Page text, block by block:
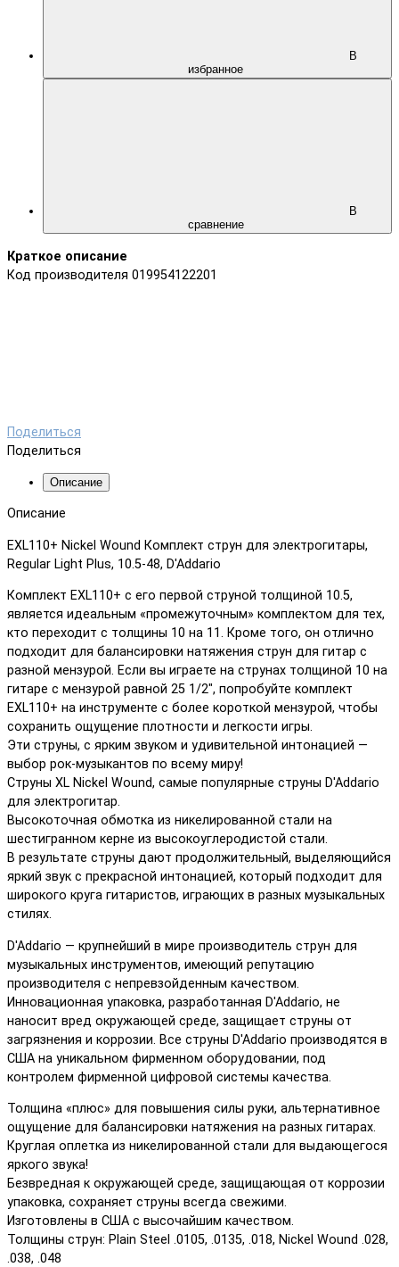
В
избранное
В
сравнение
Краткое описание
Код производителя 019954122201
Поделиться
Поделиться
Описание
Описание
EXL110+ Nickel Wound Комплект струн для электрогитары,
Regular Light Plus, 10.5-48, D'Addario
Комплект EXL110+ с его первой струной толщиной 10.5,
является идеальным «промежуточным» комплектом для тех,
кто переходит с толщины 10 на 11. Кроме того, он отлично
подходит для балансировки натяжения струн для гитар с
разной мензурой. Если вы играете на струнах толщиной 10 на
гитаре с мензурой равной 25 1/2″, попробуйте комплект
EXL110+ на инструменте с более короткой мензурой, чтобы
сохранить ощущение плотности и легкости игры.
Эти струны, с ярким звуком и удивительной интонацией —
выбор рок-музыкантов по всему миру!
Струны XL Nickel Wound, самые популярные струны D'Addario
для электрогитар.
Высокоточная обмотка из никелированной стали на
шестигранном керне из высокоуглеродистой стали.
В результате струны дают продолжительный, выделяющийся
яркий звук с прекрасной интонацией, который подходит для
широкого круга гитаристов, играющих в разных музыкальных
стилях.
D'Addario — крупнейший в мире производитель струн для
музыкальных инструментов, имеющий репутацию
производителя с непревзойденным качеством.
Инновационная упаковка, разработанная D'Addario, не
наносит вред окружающей среде, защищает струны от
загрязнения и коррозии. Все струны D'Addario производятся в
США на уникальном фирменном оборудовании, под
контролем фирменной цифровой системы качества.
Толщина «плюс» для повышения силы руки, альтернативное
ощущение для балансировки натяжения на разных гитарах.
Круглая оплетка из никелированной стали для выдающегося
яркого звука!
Безвредная к окружающей среде, защищающая от коррозии
упаковка, сохраняет струны всегда свежими.
Изготовлены в США с высочайшим качеством.
Толщины струн: Plain Steel .0105, .0135, .018, Nickel Wound .028,
.038, .048